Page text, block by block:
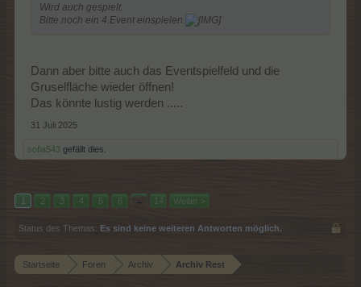
Wird auch gespielt.
Bitte noch ein 4.Event einspielen.
Dann aber bitte auch das Eventspielfeld und die
Gruselfläche wieder öffnen!
Das könnte lustig werden .....
31 Juli 2025
sofia543 gefällt dies.
1 2 3 4 5 6 → 14 Weiter >
Status des Themas: Es sind keine weiteren Antworten möglich.
Startseite Foren Archiv Archiv Rest